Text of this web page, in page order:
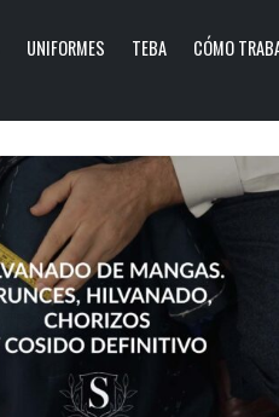
UNIFORMES TEBA CÓMO